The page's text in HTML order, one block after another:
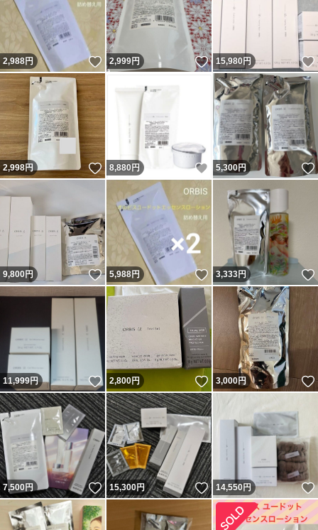
2,988円 いいね！
2,999円 いいね！
15,980円
2,998円 いいね！
8,880 円 いいね！
5,300円
9,800円 いいね！
5,988円 いいね！
3,333円
11,999円 いいね！
2,800円 いいね！
3,000円
7,500円 いいね！
15,300円 いいね！
14,550円